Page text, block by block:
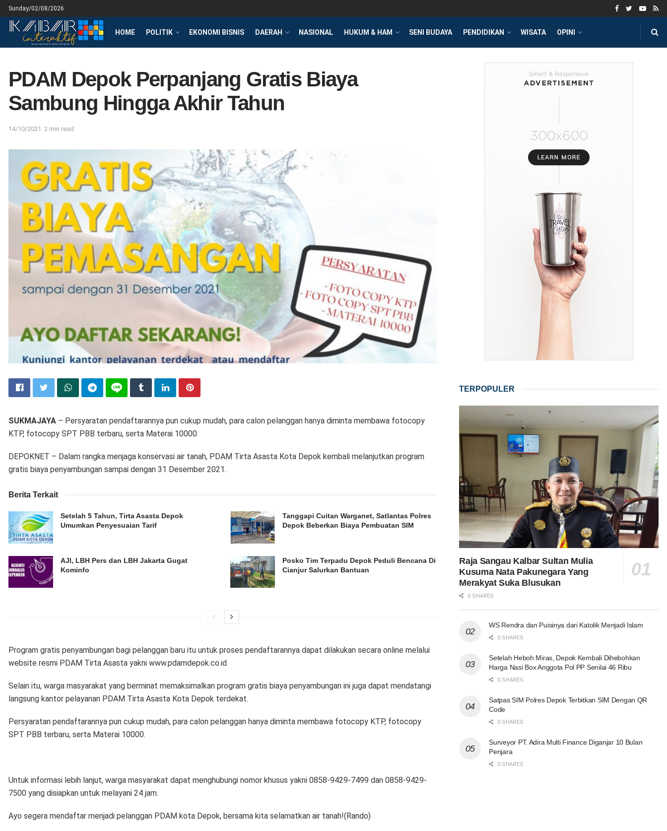
Sunday/02/08/2026
HOME POLITIK EKONOMI BISNIS DAERAH NASIONAL HUKUM & HAM SENI BUDAYA PENDIDIKAN WISATA OPINI
PDAM Depok Perpanjang Gratis Biaya
Sambung Hingga Akhir Tahun
14/10/2021 2 min read
SUKMAJAYA – Persyaratan pendaftarannya pun cukup mudah, para calon pelanggan hanya diminta membawa fotocopy
KTP, fotocopy SPT PBB terbaru, serta Materai 10000.
DEPOKNET – Dalam rangka menjaga konservasi air tanah, PDAM Tirta Asasta Kota Depok kembali melanjutkan program
gratis biaya penyambungan sampai dengan 31 Desember 2021.
Berita Terkait
Setelah 5 Tahun, Tirta Asasta Depok
Umumkan Penyesuaian Tarif
Tanggapi Cuitan Warganet, Satlantas Polres
Depok Beberkan Biaya Pembuatan SIM
AJI, LBH Pers dan LBH Jakarta Gugat
Kominfo
Posko Tim Terpadu Depok Peduli Bencana Di
Cianjur Salurkan Bantuan
Program gratis penyambungan bagi pelanggan baru itu untuk proses pendaftarannya dapat dilakukan secara online melalui
website resmi PDAM Tirta Asasta yakni www.pdamdepok.co.id
Selain itu, warga masyarakat yang berminat memaksimalkan program gratis biaya penyambungan ini juga dapat mendatangi
langsung kantor pelayanan PDAM Tirta Asasta Kota Depok terdekat.
Persyaratan pendaftarannya pun cukup mudah, para calon pelanggan hanya diminta membawa fotocopy KTP, fotocopy
SPT PBB terbaru, serta Materai 10000.
Untuk informasi lebih lanjut, warga masyarakat dapat menghubungi nomor khusus yakni 0858-9429-7499 dan 0858-9429-
7500 yang disiapkan untuk melayani 24 jam.
Ayo segera mendaftar menjadi pelanggan PDAM kota Depok, bersama kita selamatkan air tanah!(Rando)
TERPOPULER
Raja Sangau Kalbar Sultan Mulia
Kusuma Nata Pakunegara Yang
Merakyat Suka Blusukan
0 SHARES
WS Rendra dan Puisinya dari Katolik Menjadi Islam
0 SHARES
Setelah Heboh Miras, Depok Kembali Dihebohkan
Harga Nasi Box Anggota Pol PP Senilai 46 Ribu
0 SHARES
Satpas SIM Polres Depok Terbitkan SIM Dengan QR
Code
0 SHARES
Surveyor PT. Adira Multi Finance Diganjar 10 Bulan
Penjara
0 SHARES